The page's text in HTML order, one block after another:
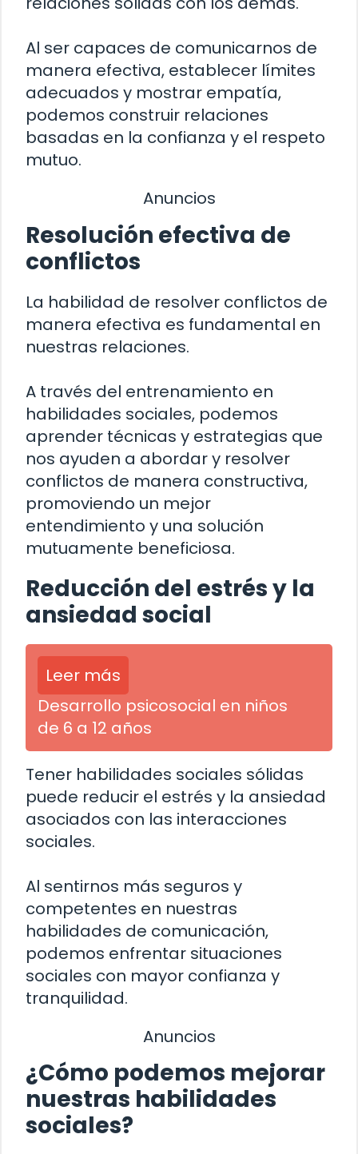
Al ser capaces de comunicarnos de
manera efectiva, establecer límites
adecuados y mostrar empatía,
podemos construir relaciones
basadas en la confianza y el respeto
mutuo.
Anuncios
Resolución efectiva de
conflictos
La habilidad de resolver conflictos de
manera efectiva es fundamental en
nuestras relaciones.
A través del entrenamiento en
habilidades sociales, podemos
aprender técnicas y estrategias que
nos ayuden a abordar y resolver
conflictos de manera constructiva,
promoviendo un mejor
entendimiento y una solución
mutuamente beneficiosa.
Reducción del estrés y la
ansiedad social
Leer más
Desarrollo psicosocial en niños
de 6 a 12 años
Tener habilidades sociales sólidas
puede reducir el estrés y la ansiedad
asociados con las interacciones
sociales.
Al sentirnos más seguros y
competentes en nuestras
habilidades de comunicación,
podemos enfrentar situaciones
sociales con mayor confianza y
tranquilidad.
Anuncios
¿Cómo podemos mejorar
nuestras habilidades
sociales?